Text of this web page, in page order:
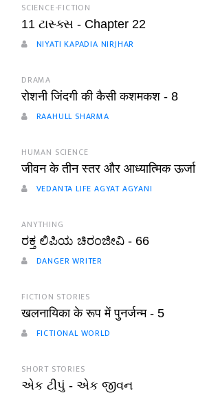
SCIENCE-FICTION
11 ટાસ્ક્સ - Chapter 22
NIYATI KAPADIA NIRJHAR
DRAMA
रोशनी जिंदगी की कैसी कशमकश - 8
RAAHULL SHARMA
HUMAN SCIENCE
जीवन के तीन स्तर और आध्यात्मिक ऊर्जा
VEDANTA LIFE AGYAT AGYANI
ANYTHING
ರಕ್ತ ಲಿಪಿಯ ಚಿರಂಜೀವಿ - 66
DANGER WRITER
FICTION STORIES
खलनायिका के रूप में पुनर्जन्म - 5
FICTIONAL WORLD
SHORT STORIES
એક ટીપું - એક જીવન